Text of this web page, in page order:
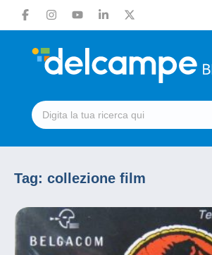
Tag: collezione film